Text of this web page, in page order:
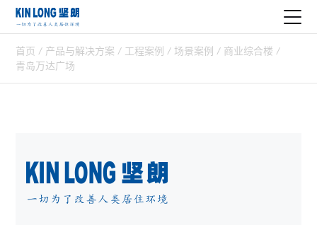
首页 / 产品与解决方案 / 工程案例 / 场景案例 / 商业综合楼 /
青岛万达广场